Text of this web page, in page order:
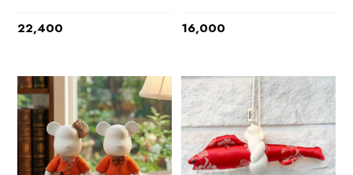
22,400 16,000